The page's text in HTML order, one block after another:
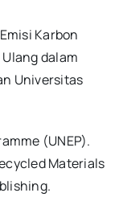
Karbon
dalam
Universitas
(UNEP).
Materials